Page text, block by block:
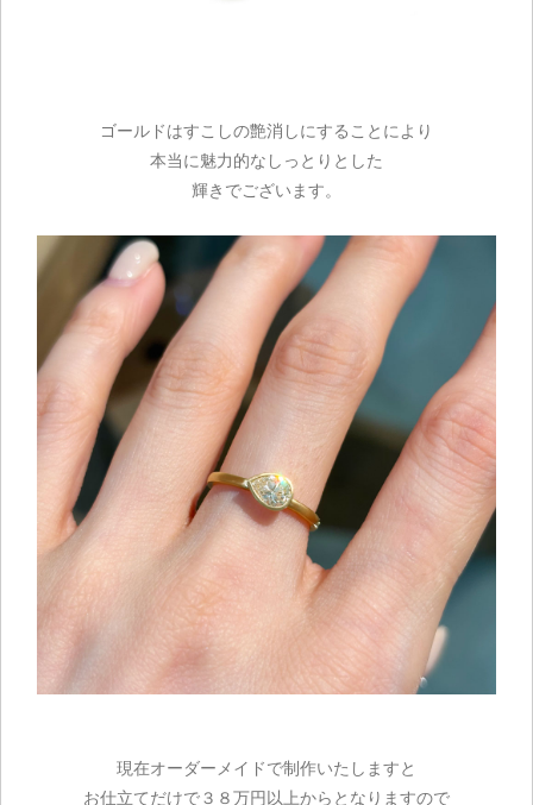
ゴールドはすこしの艶消しにすることにより
本当に魅力的なしっとりとした
輝きでございます。
現在オーダーメイドで制作いたしますと
お仕立てだけで３８万円以上からとなりますので
ご注文手続き
カートを見る
お買い物を続ける